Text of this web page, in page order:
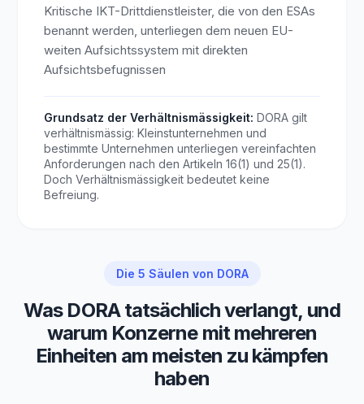
Kritische IKT-Drittdienstleister, die von den ESAs
benannt werden, unterliegen dem neuen EU-
weiten Aufsichtssystem mit direkten
Aufsichtsbefugnissen
Grundsatz der Verhältnismässigkeit: DORA gilt
verhältnismässig: Kleinstunternehmen und
bestimmte Unternehmen unterliegen vereinfachten
Anforderungen nach den Artikeln 16(1) und 25(1).
Doch Verhältnismässigkeit bedeutet keine
Befreiung.
Die 5 Säulen von DORA
Was DORA tatsächlich verlangt, und
warum Konzerne mit mehreren
Einheiten am meisten zu kämpfen
haben